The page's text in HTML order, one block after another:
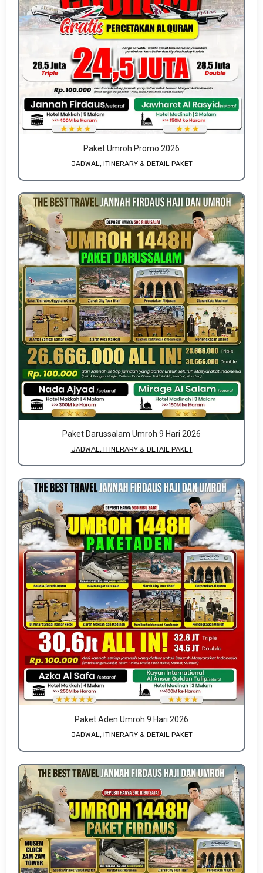
Paket Umroh Promo 2026
JADWAL, ITINERARY & DETAIL PAKET
Paket Darussalam Umroh 9 Hari 2026
JADWAL, ITINERARY & DETAIL PAKET
Paket Aden Umroh 9 Hari 2026
JADWAL, ITINERARY & DETAIL PAKET